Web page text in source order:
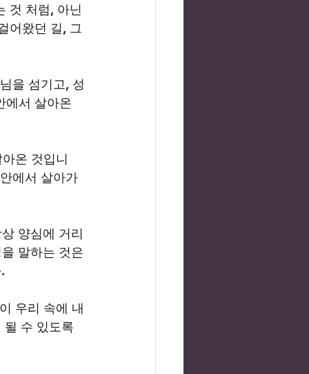
것 처럼, 아닌
어왔던 길, 그
을 섬기고, 성
에서 살아온
온 것입니
에서 살아가
양심에 거리
말하는 것은
우리 속에 내
될 수 있도록